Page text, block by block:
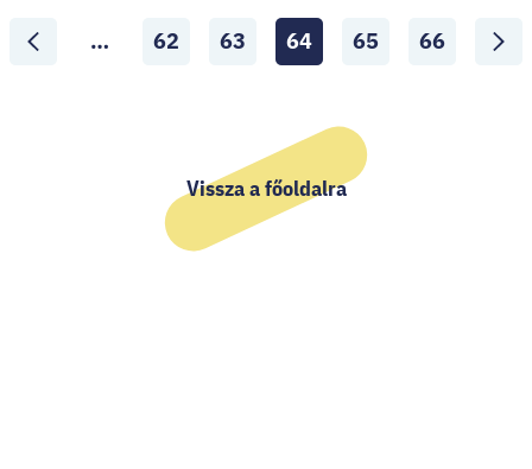
Lapozó
… Lapozás
62 Lapozás
63 Aktuális
oldal:
64 Lapozás
65 Lapozás
66
Vissza a főoldalra